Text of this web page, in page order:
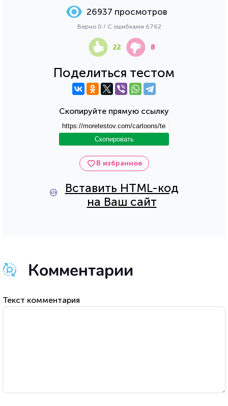
В избранное
Вставить HTML-код
на Ваш сайт
Поделиться тестом
Скопируйте прямую ссылку
Скопировать
26937 просмотров
Верно 0 / С ошибками 6762
22 8
Комментарии
Текст комментария